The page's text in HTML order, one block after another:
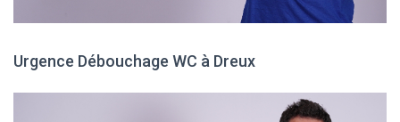
Urgence Débouchage WC à Dreux